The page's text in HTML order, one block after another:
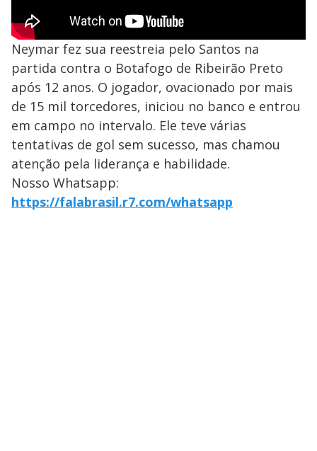
Neymar fez sua reestreia pelo Santos na
partida contra o Botafogo de Ribeirão Preto
após 12 anos. O jogador, ovacionado por mais
de 15 mil torcedores, iniciou no banco e entrou
em campo no intervalo. Ele teve várias
tentativas de gol sem sucesso, mas chamou
atenção pela liderança e habilidade.
Nosso Whatsapp:
https://falabrasil.r7.com/whatsapp